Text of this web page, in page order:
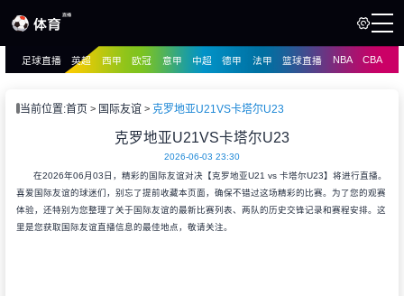
播
足球直播 英超 西甲 欧冠 意甲 中超 德甲 法甲 篮球直播 NBA CBA
当前位置:首页 国际友谊 克罗地亚U21VS卡塔尔U23
克罗地亚U21VS卡塔尔U23
2026-06-03 23:30
在2026年06月03日，精彩的国际友谊对决【克罗地亚U21 vs 卡塔尔U23】将进行直播。
喜爱国际友谊的球迷们，别忘了提前收藏本页面，确保不错过这场精彩的比赛。为了您的观赛
体验，还特别为您整理了关于国际友谊的最新比赛列表、两队的历史交锋记录和赛程安排。这
里是您获取国际友谊直播信息的最佳地点，敬请关注。